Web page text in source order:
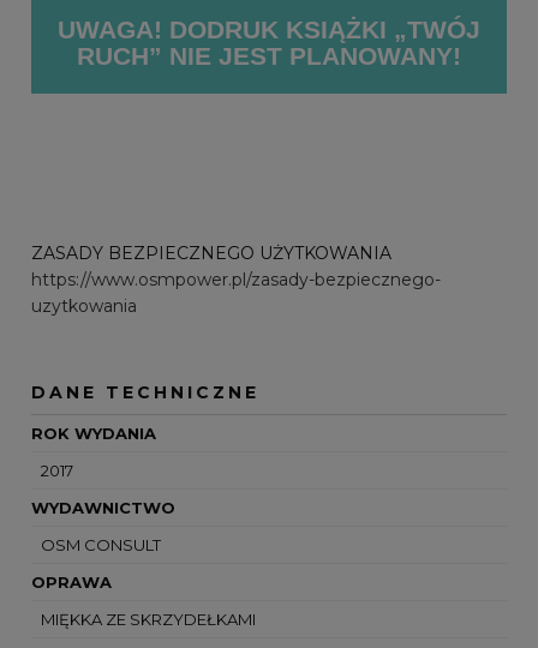
UWAGA! DODRUK KSIĄŻKI „TWÓJ
RUCH” NIE JEST PLANOWANY!
ZASADY BEZPIECZNEGO UŻYTKOWANIA
https://www.osmpower.pl/zasady-bezpiecznego-
uzytkowania
DANE TECHNICZNE
ROK WYDANIA
2017
WYDAWNICTWO
OSM CONSULT
OPRAWA
MIĘKKA ZE SKRZYDEŁKAMI